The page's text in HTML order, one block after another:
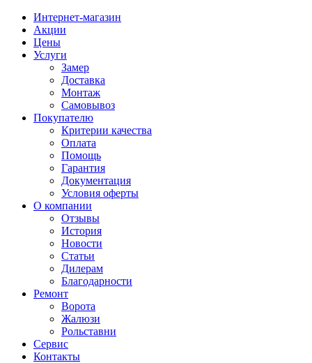
Интернет-магазин
Акции
Цены
Услуги
Замер
Доставка
Монтаж
Самовывоз
Покупателю
Критерии качества
Оплата
Помощь
Гарантия
Документация
Условия оферты
О компании
Отзывы
История
Новости
Статьи
Дилерам
Благодарности
Ремонт
Ворота
Жалюзи
Рольставни
Сервис
Контакты